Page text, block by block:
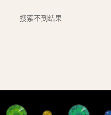
搜索不到结果